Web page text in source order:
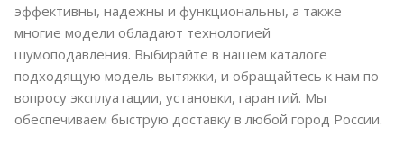
эффективны, надежны и функциональны, а также
многие модели обладают технологией
шумоподавления. Выбирайте в нашем каталоге
подходящую модель вытяжки, и обращайтесь к нам по
вопросу эксплуатации, установки, гарантий. Мы
обеспечиваем быструю доставку в любой город России.